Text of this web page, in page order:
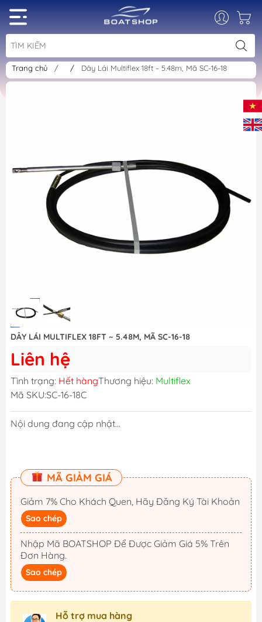
Trang chủ / / Dây Lái Multiflex 18ft ~ 5.48m, Mã SC-16-18
DÂY LÁI MULTIFLEX 18FT ~ 5.48M, MÃ SC-16-18
Liên hệ
Tình trạng: Hết hàngThương hiệu: Multiflex
Mã SKU:SC-16-18C
Nội dung đang cập nhật...
MÃ GIẢM GIÁ
Giảm 7% Cho Khách Quen, Hãy Đăng Ký Tài Khoản
Sao chép
Nhập Mã BOATSHOP Để Được Giảm Giá 5% Trên
Đơn Hàng.
Sao chép
Hỗ trợ mua hàng